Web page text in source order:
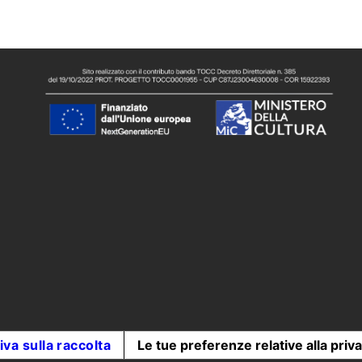
sulla raccolta Le tue preferenze relative alla